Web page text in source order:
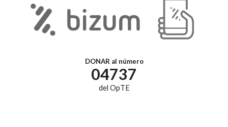
DONAR al número
04737
del OpTE